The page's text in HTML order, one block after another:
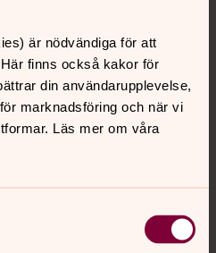
är nödvändiga för att
finns också kakor för
din användarupplevelse,
marknadsföring och när vi
Läs mer om våra